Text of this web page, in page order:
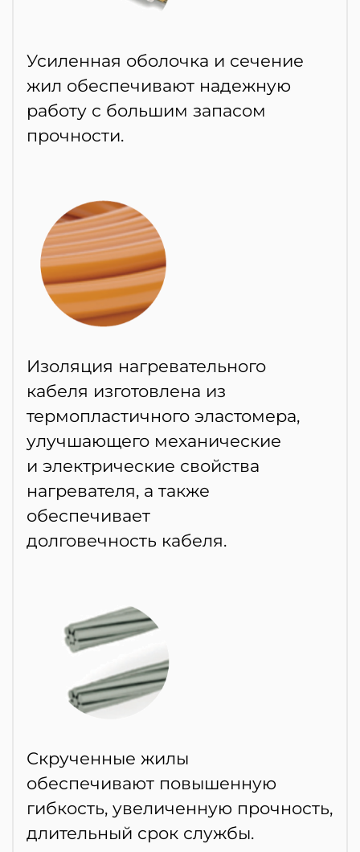
Усиленная оболочка и сечение
жил обеспечивают надежную
работу с большим запасом
прочности.
Изоляция нагревательного
кабеля изготовлена из
термопластичного эластомера,
улучшающего механические
и электрические свойства
нагревателя, а также
обеспечивает
долговечность кабеля.
Скрученные жилы
обеспечивают повышенную
гибкость, увеличенную прочность,
длительный срок службы.